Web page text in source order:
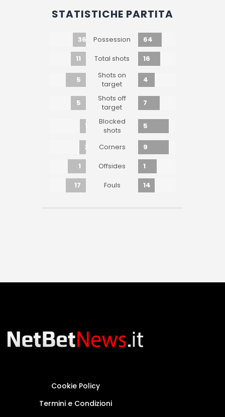
STATISTICHE PARTITA
36 Possession
64
11
Total shots 16
5
Shots on
target
4
5
Shots off
target
7
1
Blocked
shots
5
2 Corners
9
1
Offsides
1
17
Fouls 14
Cookie Policy
Termini e Condizioni